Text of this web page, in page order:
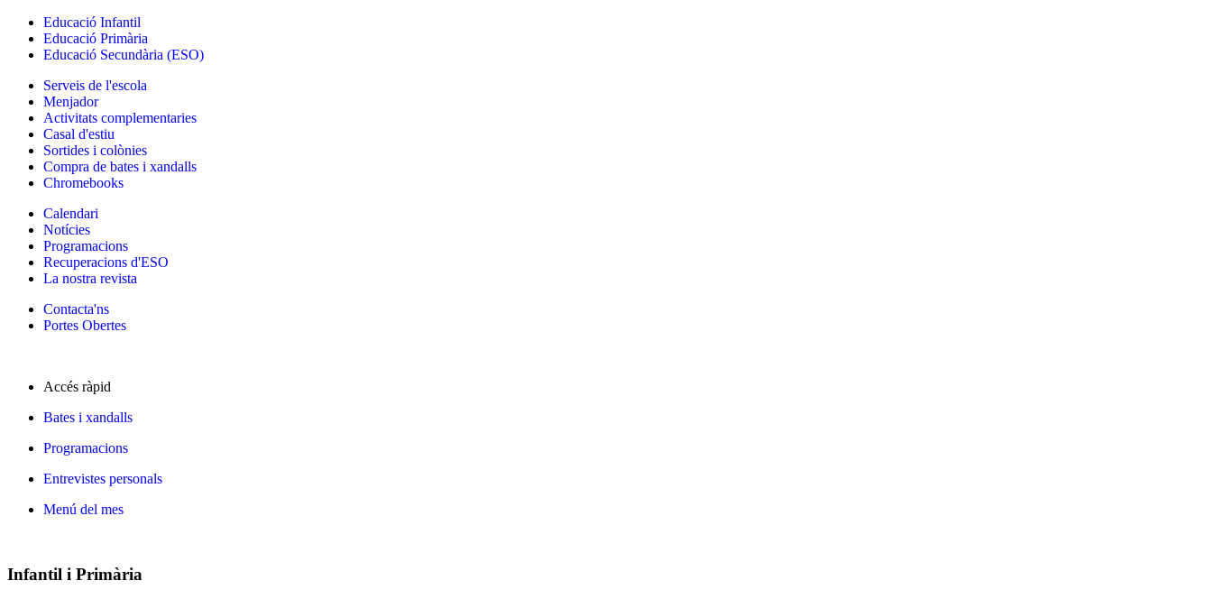
Educació Infantil
Educació Primària
Educació Secundària (ESO)
Serveis de l'escola
Menjador
Activitats complementaries
Casal d'estiu
Sortides i colònies
Compra de bates i xandalls
Chromebooks
Calendari
Notícies
Programacions
Recuperacions d'ESO
La nostra revista
Contacta'ns
Portes Obertes
Accés ràpid
Bates i xandalls
Programacions
Entrevistes personals
Menú del mes
Infantil i Primària